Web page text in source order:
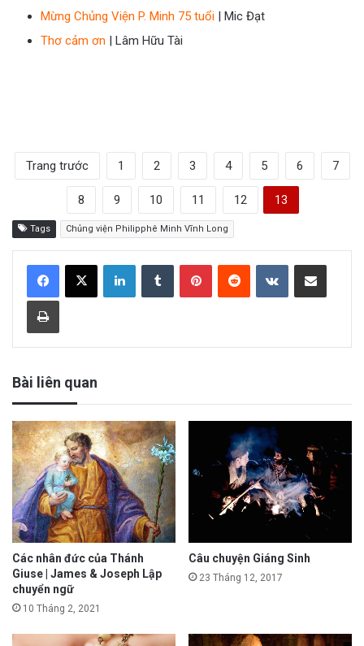
Mừng Chủng Viện P. Minh 75 tuổi | Mic Đạt
Thơ cảm ơn | Lâm Hữu Tài
Trang trước 1 2 3 4 5 6 7
8 9 10 11 12 13
Tags Chủng viện Philipphê Minh Vĩnh Long
Bài liên quan
Các nhân đức của Thánh
Giuse | James & Joseph Lập
chuyển ngữ
10 Tháng 2, 2021
Câu chuyện Giáng Sinh
23 Tháng 12, 2017